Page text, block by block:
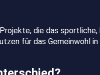
die das
für das Gemeinwohl in